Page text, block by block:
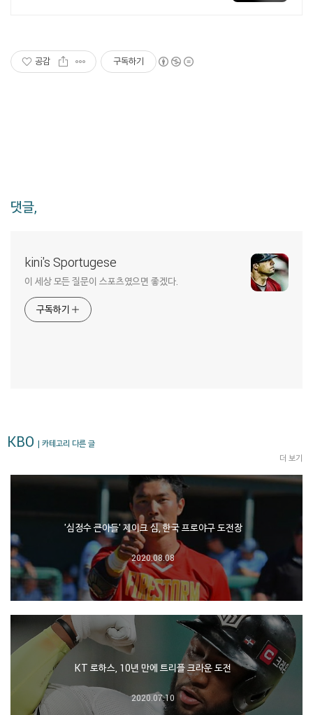
공감 구독하기
댓글,
kini's Sportugese
이 세상 모든 질문이 스포츠였으면 좋겠다.
구독하기
KBO | 카테고리 다른 글
더 보기
'심정수 큰아들' 제이크 심, 한국 프로야구 도전장
2020.08.08
KT 로하스, 10년 만에 트리플 크라운 도전
2020.07.10